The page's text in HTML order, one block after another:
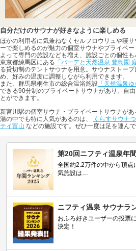
自分だけのサウナが好きなように楽しめる
ほかの利用者に気兼ねなくセルフロウリュや寝
ーで楽しめるのが魅力の個室サウナやプライベ
よって専門の施設なども増え、施設ごとの個性も
東京都練馬区にある 「バーデと天然温泉 豊島園
る貸切制のテントサウナを用意。サウナストー
め、好みの温度に調整しながら利用できます。
また、群馬県桐生市の総合温浴施設 「天然温泉
できる90分制のプライベートサウナがあり、自
とができます。
新宮川駅の個室サウナ・プライベートサウナが
湯の中でも特に人気があるのは、
くらすサウナ
テイ富山 などの施設です。ぜひ一度は足を運んで
第20回ニフティ温泉年
全国約2.2万件の中から頂点
気施設は…
ニフティ温泉 サウナラ
おふろ好きユーザーの投票
決定！